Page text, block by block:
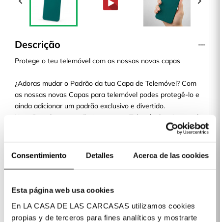
Consentimiento Detalles Acerca de las cookies
Esta página web usa cookies
En LA CASA DE LAS CARCASAS utilizamos cookies
propias y de terceros para fines analíticos y mostrarte
Descrição
Protege o teu telemóvel com as nossas novas capas
¿Adoras mudar o Padrão da tua Capa de Telemóvel? Com
as nossas novas Capas para telemóvel podes protegê-lo e
ainda adicionar um padrão exclusivo e divertido.
Uma Capa leve que não torna o teu Telemóvel mais pesado
ou volumoso. Qualquer que seja o Padrão que escolheres, é
envio em 48H
pagamento: Cartão, Bizum, PayPal e à cobrança, paga a tua
capa quando a receberes.
Detalhes do produto